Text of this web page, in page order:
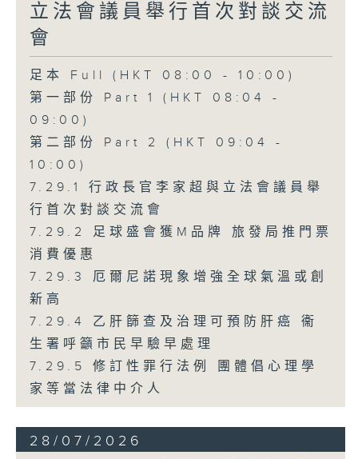
立法會議員舉行首次對談交流
會
足本 Full (HKT 08:00 - 10:00)
第一部份 Part 1 (HKT 08:04 -
09:00)
第二部份 Part 2 (HKT 09:04 -
10:00)
7.29.1 行政長官李家超與立法會議員舉
行首次對談交流會
7.29.2 足球盛會獲M品牌 旅發局推門票
消費優惠
7.29.3 厄爾尼諾現象增強全球氣溫或創
新高
7.29.4 乙肝篩查及治理可預防肝癌 衞
生署呼籲市民早驗早處理
7.29.5 修訂性罪行法例 團體倡心理學
家等當法律中介人
28/07/2026